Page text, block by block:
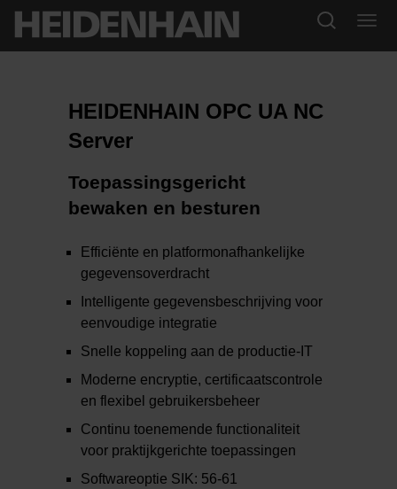
HEIDENHAIN OPC UA NC
Server
Toepassingsgericht
bewaken en besturen
Efficiënte en platformonafhankelijke
gegevensoverdracht
Intelligente gegevensbeschrijving voor
eenvoudige integratie
Snelle koppeling aan de productie-IT
Moderne encryptie, certificaatscontrole
en flexibel gebruikersbeheer
Continu toenemende functionaliteit
voor praktijkgerichte toepassingen
Softwareoptie SIK: 56-61